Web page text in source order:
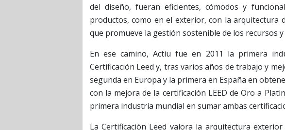
del diseño, fueran eficientes, cómodos y
productos, como en el exterior, con la arquitectura
que promueve la gestión sostenible de los recursos
En ese camino, Actiu fue en 2011 la primera
Certificación Leed y, tras varios años de trabajo y
segunda en Europa y la primera en España en
con la mejora de la certificación LEED de Oro a
primera industria mundial en sumar ambas
La Certificación Leed valora la arquitectura